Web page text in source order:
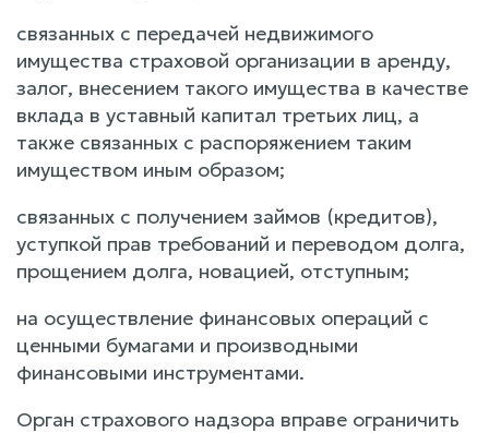
связанных с передачей недвижимого
имущества страховой организации в аренду,
залог, внесением такого имущества в качестве
вклада в уставный капитал третьих лиц, а
также связанных с распоряжением таким
имуществом иным образом;
связанных с получением займов (кредитов),
уступкой прав требований и переводом долга,
прощением долга, новацией, отступным;
на осуществление финансовых операций с
ценными бумагами и производными
финансовыми инструментами.
Орган страхового надзора вправе ограничить